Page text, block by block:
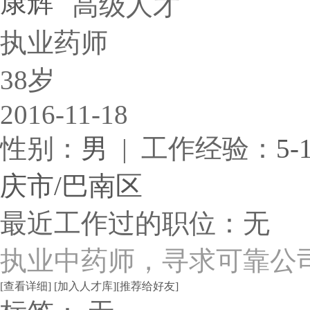
执业药师
38岁
2016-11-18
性别： 男 | 工作经验： 5-
庆市/巴南区
最近工作过的职位：无
执业中药师，寻求可靠公
[查看详细] [加入人才库][推荐给好友]